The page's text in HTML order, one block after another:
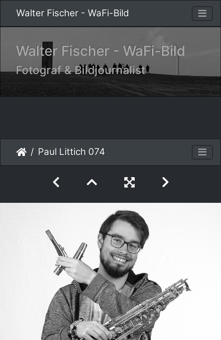
Walter Fischer - WaFi-Bild
Walter Fischer - WaFi-Bild
Fotograf & Bildjournalist
Paul Littich 074